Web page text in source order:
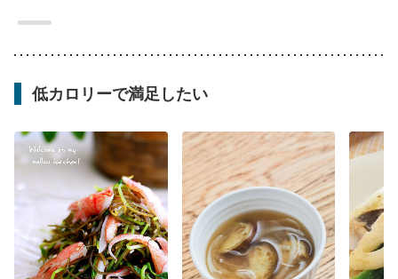
低カロリーで満足したい